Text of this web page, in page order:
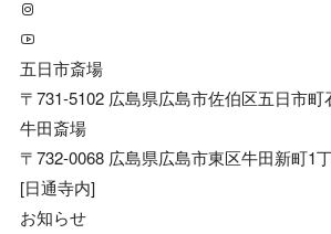
五日市斎場
〒731-5102 広島県広島市佐伯区五日市町
牛田斎場
〒732-0068 広島県広島市東区牛田新町1
[日通寺内]
お知らせ